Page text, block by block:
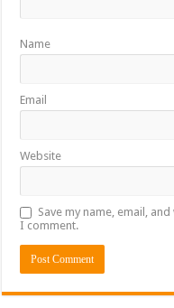
Name
Email
Website
Save my name, email,
I comment.